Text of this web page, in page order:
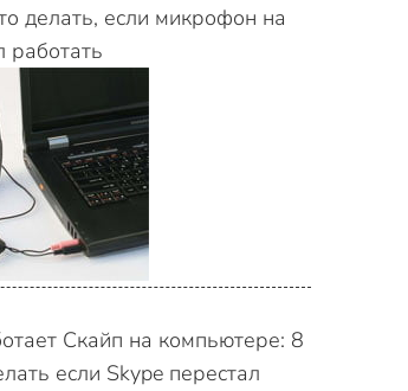
делать, если микрофон на
работать
Скайп на компьютере: 8
если Skype перестал